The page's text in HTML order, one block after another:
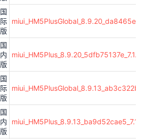
国
际
版
国
内
版
miui_HM5Plus_8.9.20_5dfb75137e_7.1.zip
国
际
版
国
内
版